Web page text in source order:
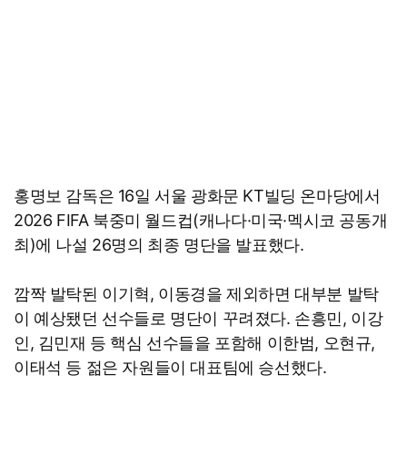
홍명보 감독은 16일 서울 광화문 KT빌딩 온마당에서
2026 FIFA 북중미 월드컵(캐나다·미국·멕시코 공동개
최)에 나설 26명의 최종 명단을 발표했다.
깜짝 발탁된 이기혁, 이동경을 제외하면 대부분 발탁
이 예상됐던 선수들로 명단이 꾸려졌다. 손흥민, 이강
인, 김민재 등 핵심 선수들을 포함해 이한범, 오현규,
이태석 등 젊은 자원들이 대표팀에 승선했다.